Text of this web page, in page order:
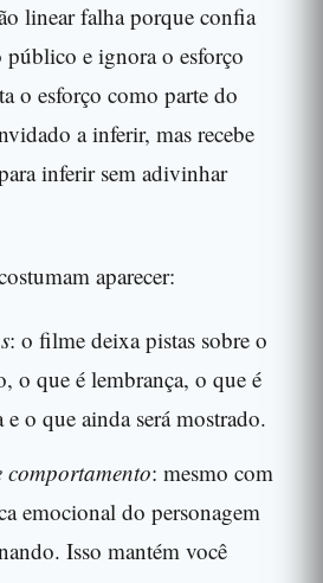
linear falha porque confia
público e ignora o esforço
o esforço como parte do
a inferir, mas recebe
inferir sem adivinhar
aparecer:
: o filme deixa pistas sobre o
o que é lembrança, o que é
e o que ainda será mostrado.
comportamento: mesmo com
emocional do personagem
Isso mantém você